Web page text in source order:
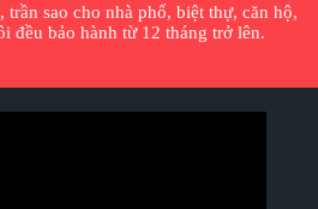
sao cho nhà phố, biệt thự, căn hộ,
đều bảo hành từ 12 tháng trở lên.